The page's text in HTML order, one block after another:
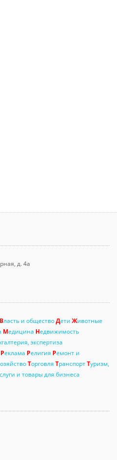
д. 4а
Власть и обществоДети Животные
Медицина Недвижимость
экспертиза
Реклама Религия Ремонт и
Торговля ТранспортТуризм,
слуги и товары для бизнеса